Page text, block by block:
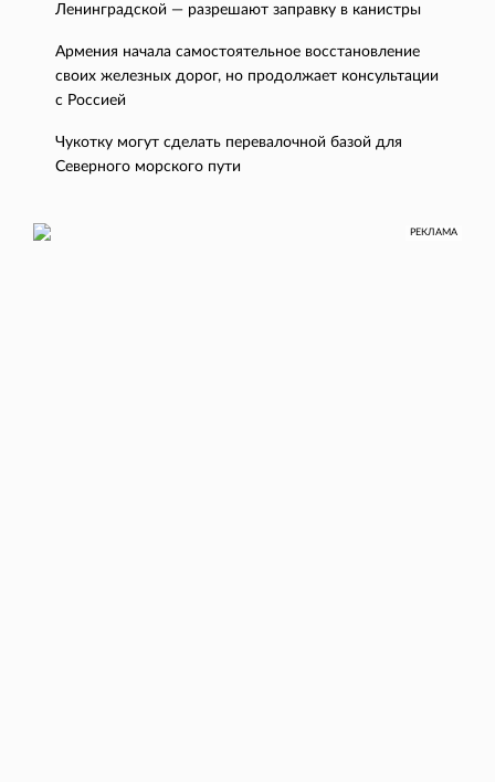
Ленинградской — разрешают заправку в канистры
Армения начала самостоятельное восстановление
своих железных дорог, но продолжает консультации
с Россией
Чукотку могут сделать перевалочной базой для
Северного морского пути
РЕКЛАМА